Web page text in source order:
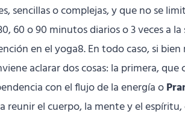
sencillas o complejas, y que no se
60 o 90 minutos diarios o 3 veces a
en el yoga8. En todo caso, si bien
aclarar dos cosas: la primera,
con el flujo de la energía o
el cuerpo, la mente y el